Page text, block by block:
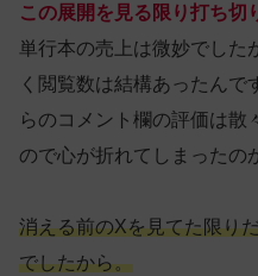
この展開を見る限り打ち切
単行本の売上は微妙でした
く閲覧数は結構あったん
らのコメント欄の評価は散
ので心が折れてしまったの
消える前のXを見てた限り
でしたから。